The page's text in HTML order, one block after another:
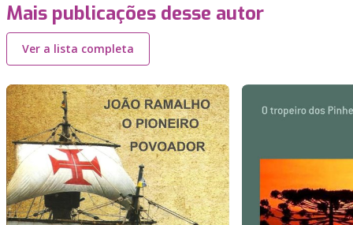
Mais publicações desse autor
Ver a lista completa